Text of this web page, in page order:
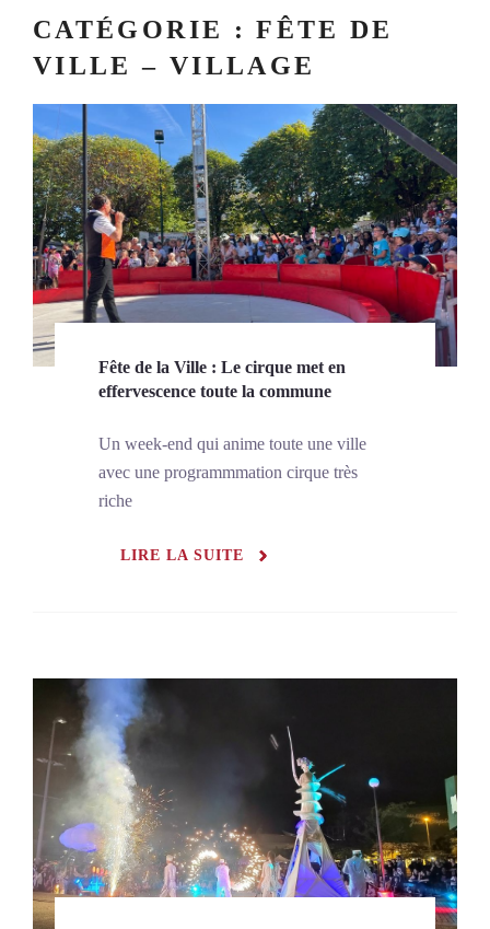
CATÉGORIE :FÊTE DE
VILLE – VILLAGE
Fête de la Ville : Le cirque met en
effervescence toute la commune
Un week-end qui anime toute une ville
avec une programmmation cirque très
riche
LIRE LA SUITE